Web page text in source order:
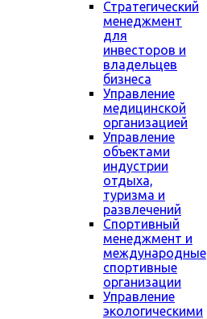
Стратегический
менеджмент
для
инвесторов и
владельцев
бизнеса
Управление
медицинской
организацией
Управление
объектами
индустрии
отдыха,
туризма и
развлечений
Спортивный
менеджмент и
международные
спортивные
организации
Управление
экологическими